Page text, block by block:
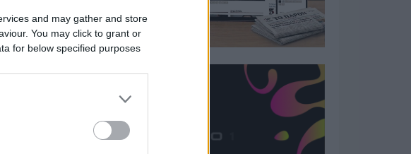
and may gather and store
You may click to grant or
for below specified purposes